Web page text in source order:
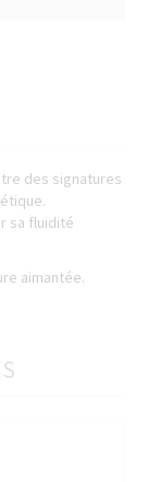
des signatures
sa fluidité
aimantée.